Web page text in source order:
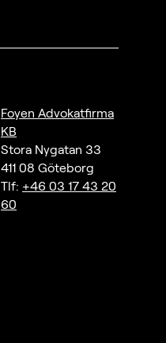
Foyen Advokatfirma
KB
Stora Nygatan 33
411 08 Göteborg
Tlf: +46 03 17 43 20
60